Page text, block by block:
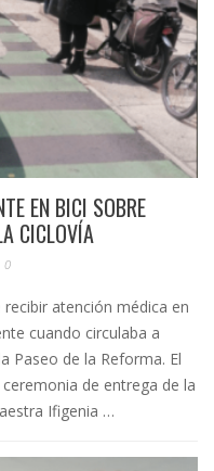
EN BICI SOBRE
CICLOVÍA
0
atención médica en
cuando circulaba a
Paseo de la Reforma. El
de entrega de la
Ifigenia …